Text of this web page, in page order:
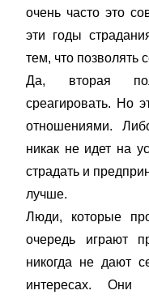
очень часто это
эти годы
тем, что позволять
Да, вторая
среагировать. Но
отношениями.
никак не идет на
страдать и
лучше.
Люди, которые
очередь играют
никогда не дают
интересах. Они